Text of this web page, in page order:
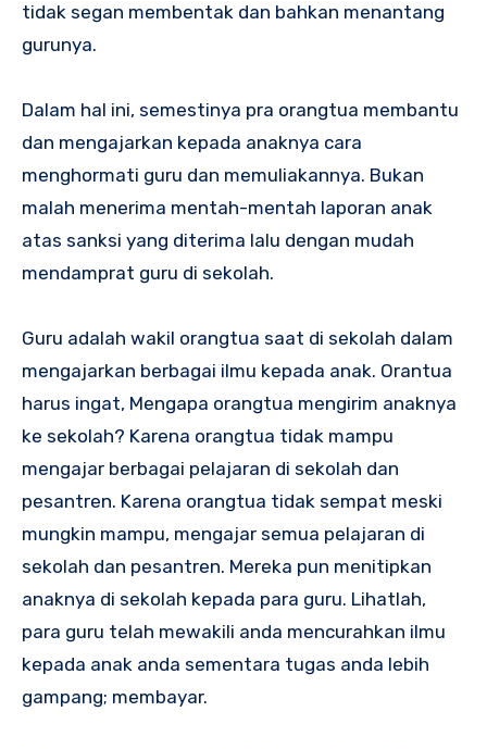
tidak segan membentak dan bahkan menantang
gurunya.
Dalam hal ini, semestinya pra orangtua membantu
dan mengajarkan kepada anaknya cara
menghormati guru dan memuliakannya. Bukan
malah menerima mentah-mentah laporan anak
atas sanksi yang diterima lalu dengan mudah
mendamprat guru di sekolah.
Guru adalah wakil orangtua saat di sekolah dalam
mengajarkan berbagai ilmu kepada anak. Orantua
harus ingat, Mengapa orangtua mengirim anaknya
ke sekolah? Karena orangtua tidak mampu
mengajar berbagai pelajaran di sekolah dan
pesantren. Karena orangtua tidak sempat meski
mungkin mampu, mengajar semua pelajaran di
sekolah dan pesantren. Mereka pun menitipkan
anaknya di sekolah kepada para guru. Lihatlah,
para guru telah mewakili anda mencurahkan ilmu
kepada anak anda sementara tugas anda lebih
gampang; membayar.